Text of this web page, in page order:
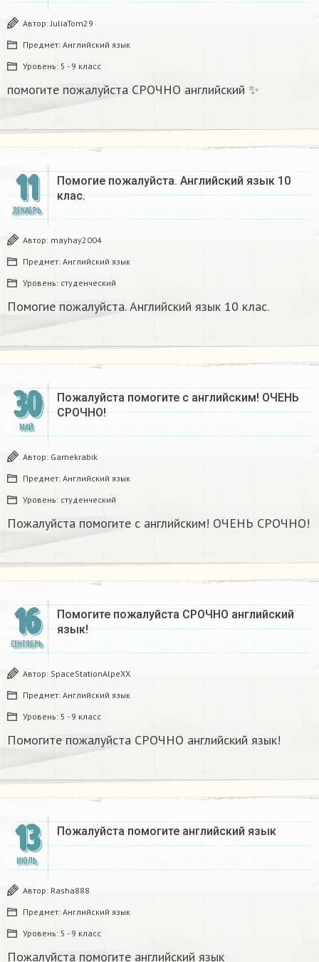
Автор: JuliaTom29
Предмет: Английский язык
Уровень: 5 - 9 класс
помогите пожалуйста СРОЧНО английский ✨​
11
ДЕКАБРЬ
Помогие пожалуйста. Английский язык 10
клас.
Автор: mayhay2004
Предмет: Английский язык
Уровень: студенческий
Помогие пожалуйста. Английский язык 10 клас.
30
МАЙ
Пожалуйста помогите с английским! ОЧЕНЬ
СРОЧНО!
Автор: Gamekrabik
Предмет: Английский язык
Уровень: студенческий
Пожалуйста помогите с английским! ОЧЕНЬ СРОЧНО!
16
СЕНТЯБРЬ
Помогите пожалуйста СРОЧНО английский
язык!​
Автор: SpaceStationAlpeXX
Предмет: Английский язык
Уровень: 5 - 9 класс
Помогите пожалуйста СРОЧНО английский язык!​
13
ИЮЛЬ
Пожалуйста помогите английский язык
Автор: Rasha888
Предмет: Английский язык
Уровень: 5 - 9 класс
Пожалуйста помогите английский язык